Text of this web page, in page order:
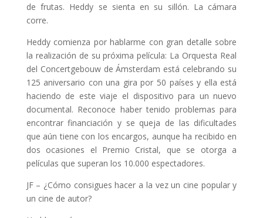
de frutas. Heddy se sienta en su sillón. La cámara
corre.
Heddy comienza por hablarme con gran detalle sobre
la realización de su próxima película: La Orquesta Real
del Concertgebouw de Ámsterdam está celebrando su
125 aniversario con una gira por 50 países y ella está
haciendo de este viaje el dispositivo para un nuevo
documental. Reconoce haber tenido problemas para
encontrar financiación y se queja de las dificultades
que aún tiene con los encargos, aunque ha recibido en
dos ocasiones el Premio Cristal, que se otorga a
películas que superan los 10.000 espectadores.
JF – ¿Cómo consigues hacer a la vez un cine popular y
un cine de autor?